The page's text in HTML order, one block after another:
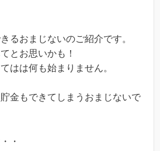
るおまじないのご紹介です。
とお思いかも！
はは何も始まりません。
金もできてしまうおまじないで
・